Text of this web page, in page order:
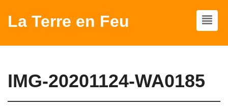
La Terre en Feu
IMG-20201124-WA0185